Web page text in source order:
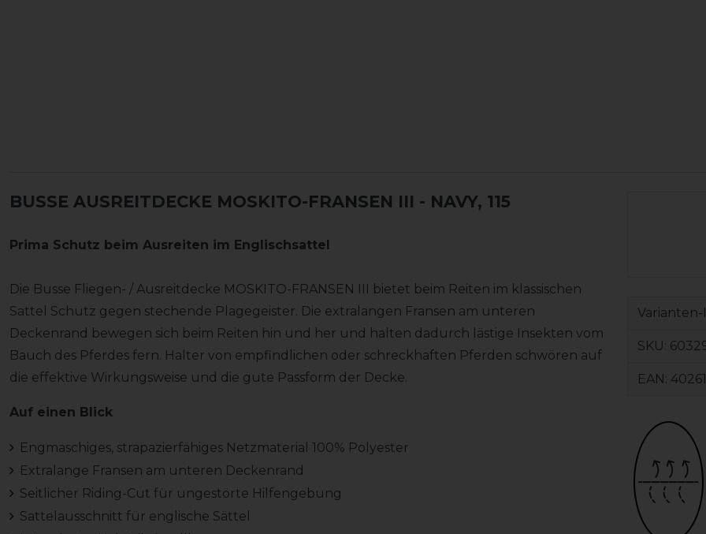
BUSSE AUSREITDECKE MOSKITO-FRANSEN III - NAVY, 115
Prima Schutz beim Ausreiten im Englischsattel
Die Busse Fliegen- / Ausreitdecke MOSKITO-FRANSEN III bietet beim Reiten im klassischen
Sattel Schutz gegen stechende Plagegeister. Die extralangen Fransen am unteren
Deckenrand bewegen sich beim Reiten hin und her und halten dadurch lästige Insekten vom
Bauch des Pferdes fern. Halter von empfindlichen oder schreckhaften Pferden schwören auf
die effektive Wirkungsweise und die gute Passform der Decke.
Auf einen Blick
Engmaschiges, strapazierfähiges Netzmaterial 100% Polyester
Extralange Fransen am unteren Deckenrand
Seitlicher Riding-Cut für ungestörte Hilfengebung
Sattelausschnitt für englische Sättel
Varianten-
SKU:
EAN: